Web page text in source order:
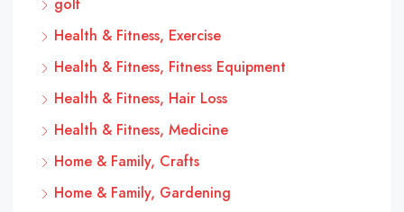
Health & Fitness, Exercise
Health & Fitness, Fitness Equipment
Health & Fitness, Hair Loss
Health & Fitness, Medicine
Home & Family, Crafts
Home & Family, Gardening